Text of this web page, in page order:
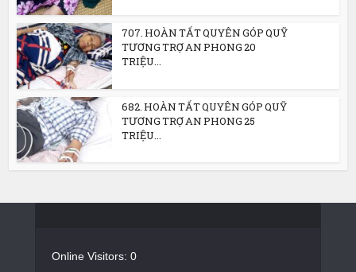
707. HOÀN TẤT QUYÊN GÓP QUỸ
TƯƠNG TRỢ AN PHONG 20
TRIỆU...
682. HOÀN TẤT QUYÊN GÓP QUỸ
TƯƠNG TRỢ AN PHONG 25
TRIỆU...
Online Visitors: 0